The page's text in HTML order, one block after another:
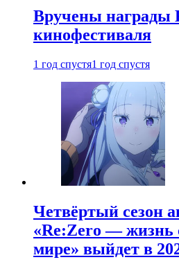
Вручены награды
кинофестиваля
1 год спустя1 год спустя
Четвёртый сезон
«Re:Zero — жизнь
мире» выйдет в